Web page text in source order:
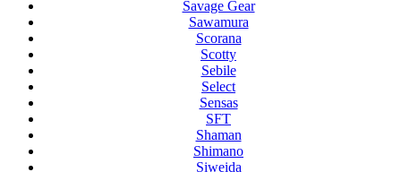
Savage Gear
Sawamura
Scorana
Scotty
Sebile
Select
Sensas
SFT
Shaman
Shimano
Siweida